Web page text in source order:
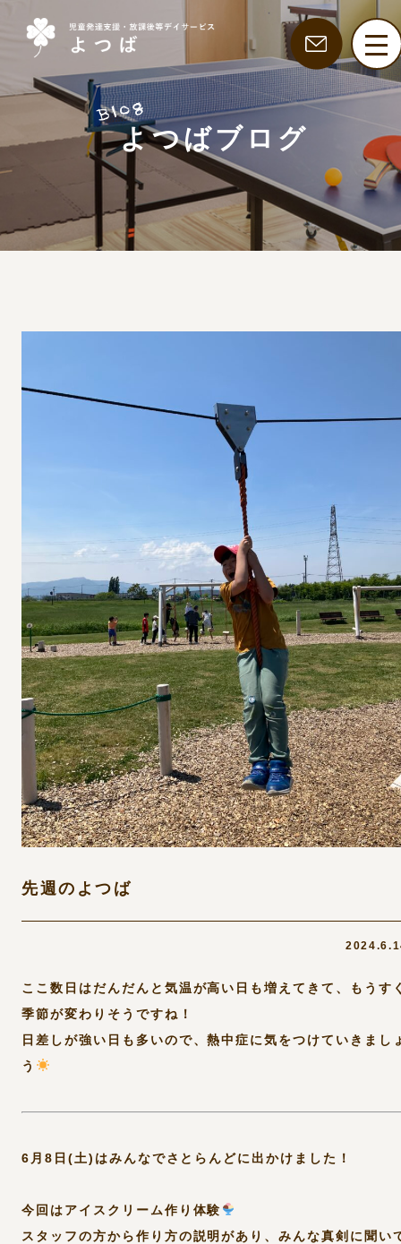
よつばブログ
先週のよつば
ここ数日はだんだんと気温が高い日も増えてきて、もうす
季節が変わりそうですね！
日差しが強い日も多いので、熱中症に気をつけていきまし
う
6月8日(土)はみんなでさとらんどに出かけました！
今回はアイスクリーム作り体験
スタッフの方から作り方の説明があり、みんな真剣に聞い